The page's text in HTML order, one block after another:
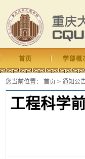
首页 学部概
您当前位置： 首页 > 通知公
工程科学